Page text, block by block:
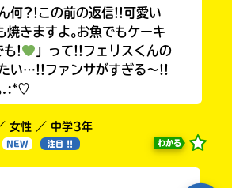
何?!この前の返信!!可愛い
焼きますよ｡お魚でもケーキ
も!
」って!!フェリスくんの
い…!!ファンサがすぎる〜!!
.:*♡
女性 ／ 中学3年
NEW 注目 !! わかる